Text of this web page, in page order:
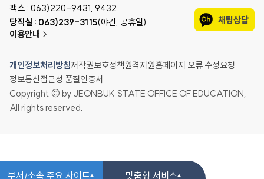
부서/소속 주요 사이트 맞춤형 서비스
팩스 : 063)220-9431, 9432
당직실 : 063)239-3115(야간, 공휴일)
이용안내
채팅상담
개인정보처리방침저작권보호정책원격지원홈페이지 오류 수정요청
정보통신접근성 품질인증서
Copyright © by JEONBUK STATE OFFICE OF EDUCATION,
All rights reserved.